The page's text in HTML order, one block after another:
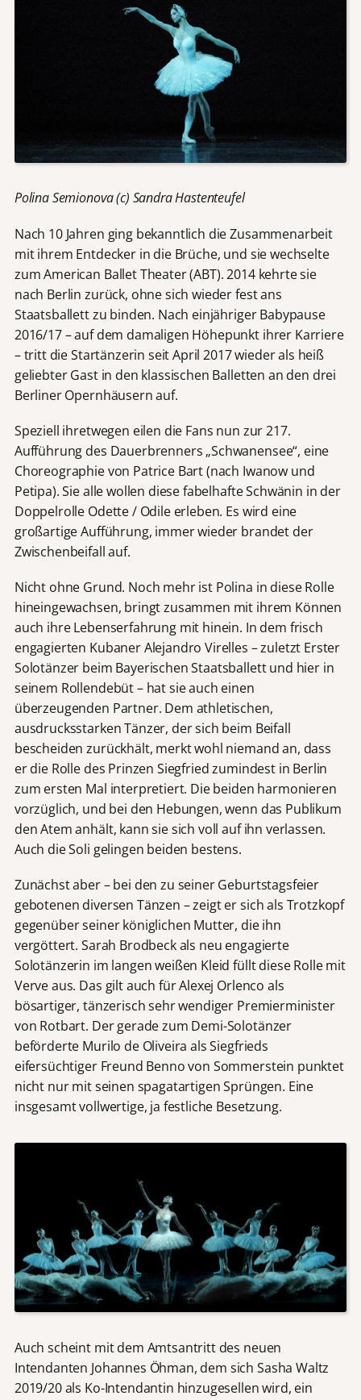
Polina Semionova (c) Sandra Hastenteufel
Nach 10 Jahren ging bekanntlich die Zusammenarbeit
mit ihrem Entdecker in die Brüche, und sie wechselte
zum American Ballet Theater (ABT). 2014 kehrte sie
nach Berlin zurück, ohne sich wieder fest ans
Staatsballett zu binden. Nach einjähriger Babypause
2016/17 – auf dem damaligen Höhepunkt ihrer Karriere
– tritt die Startänzerin seit April 2017 wieder als heiß
geliebter Gast in den klassischen Balletten an den drei
Berliner Opernhäusern auf.
Speziell ihretwegen eilen die Fans nun zur 217.
Aufführung des Dauerbrenners „Schwanensee“, eine
Choreographie von Patrice Bart (nach Iwanow und
Petipa). Sie alle wollen diese fabelhafte Schwänin in der
Doppelrolle Odette / Odile erleben. Es wird eine
großartige Aufführung, immer wieder brandet der
Zwischenbeifall auf.
Nicht ohne Grund. Noch mehr ist Polina in diese Rolle
hineingewachsen, bringt zusammen mit ihrem Können
auch ihre Lebenserfahrung mit hinein. In dem frisch
engagierten Kubaner Alejandro Virelles – zuletzt Erster
Solotänzer beim Bayerischen Staatsballett und hier in
seinem Rollendebüt – hat sie auch einen
überzeugenden Partner. Dem athletischen,
ausdrucksstarken Tänzer, der sich beim Beifall
bescheiden zurückhält, merkt wohl niemand an, dass
er die Rolle des Prinzen Siegfried zumindest in Berlin
zum ersten Mal interpretiert. Die beiden harmonieren
vorzüglich, und bei den Hebungen, wenn das Publikum
den Atem anhält, kann sie sich voll auf ihn verlassen.
Auch die Soli gelingen beiden bestens.
Zunächst aber – bei den zu seiner Geburtstagsfeier
gebotenen diversen Tänzen – zeigt er sich als Trotzkopf
gegenüber seiner königlichen Mutter, die ihn
vergöttert. Sarah Brodbeck als neu engagierte
Solotänzerin im langen weißen Kleid füllt diese Rolle mit
Verve aus. Das gilt auch für Alexej Orlenco als
bösartiger, tänzerisch sehr wendiger Premierminister
von Rotbart. Der gerade zum Demi-Solotänzer
beförderte Murilo de Oliveira als Siegfrieds
eifersüchtiger Freund Benno von Sommerstein punktet
nicht nur mit seinen spagatartigen Sprüngen. Eine
insgesamt vollwertige, ja festliche Besetzung.
Auch scheint mit dem Amtsantritt des neuen
Intendanten Johannes Öhman, dem sich Sasha Waltz
2019/20 als Ko-Intendantin hinzugesellen wird, ein